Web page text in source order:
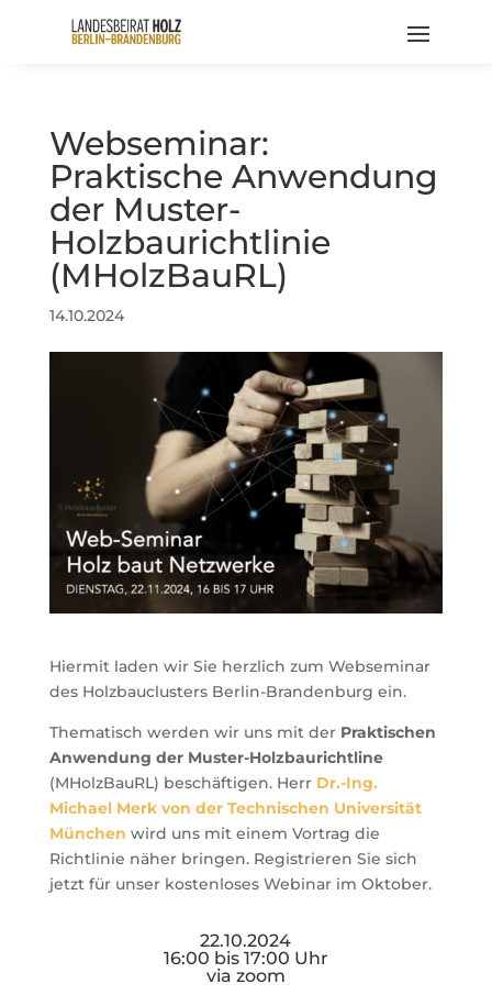
Webseminar:
Praktische Anwendung
der Muster-
Holzbaurichtlinie
(MHolzBauRL)
14.10.2024
Hiermit laden wir Sie herzlich zum Webseminar
des Holzbauclusters Berlin-Brandenburg ein.
Thematisch werden wir uns mit der Praktischen
Anwendung der Muster-Holzbaurichtline
(MHolzBauRL) beschäftigen. Herr Dr.-Ing.
Michael Merk von der Technischen Universität
München wird uns mit einem Vortrag die
Richtlinie näher bringen. Registrieren Sie sich
jetzt für unser kostenloses Webinar im Oktober.
22.10.2024
16:00 bis 17:00 Uhr
via zoom